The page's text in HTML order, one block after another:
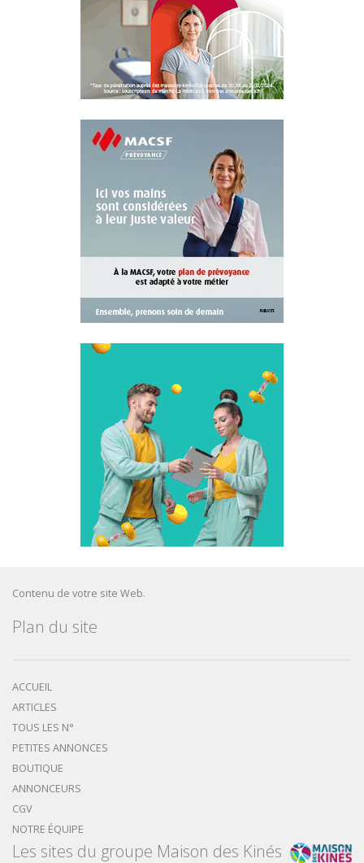
Contenu de votre site Web.
Plan du site
ACCUEIL
ARTICLES
TOUS LES N°
PETITES ANNONCES
BOUTIQUE
ANNONCEURS
CGV
NOTRE ÉQUIPE
Les sites du groupe Maison des Kinés